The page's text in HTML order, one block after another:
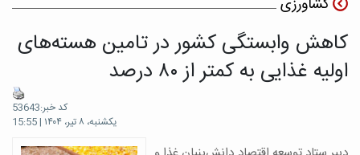
کشاورزی
کاهش وابستگی کشور در تامین هسته‌های
اولیه غذایی به کمتر از ۸۰ درصد
کد خبر:53643
یکشنبه، ۸ تیر، ۱۴۰۴ | 15:55